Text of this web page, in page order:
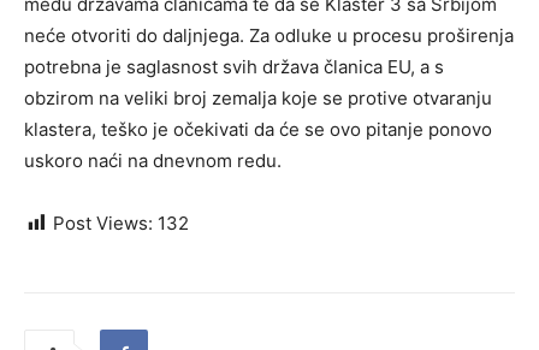
neće otvoriti do daljnjega. Za odluke u procesu proširenja
potrebna je saglasnost svih država članica EU, a s
obzirom na veliki broj zemalja koje se protive otvaranju
klastera, teško je očekivati da će se ovo pitanje ponovo
uskoro naći na dnevnom redu.
Post Views: 132